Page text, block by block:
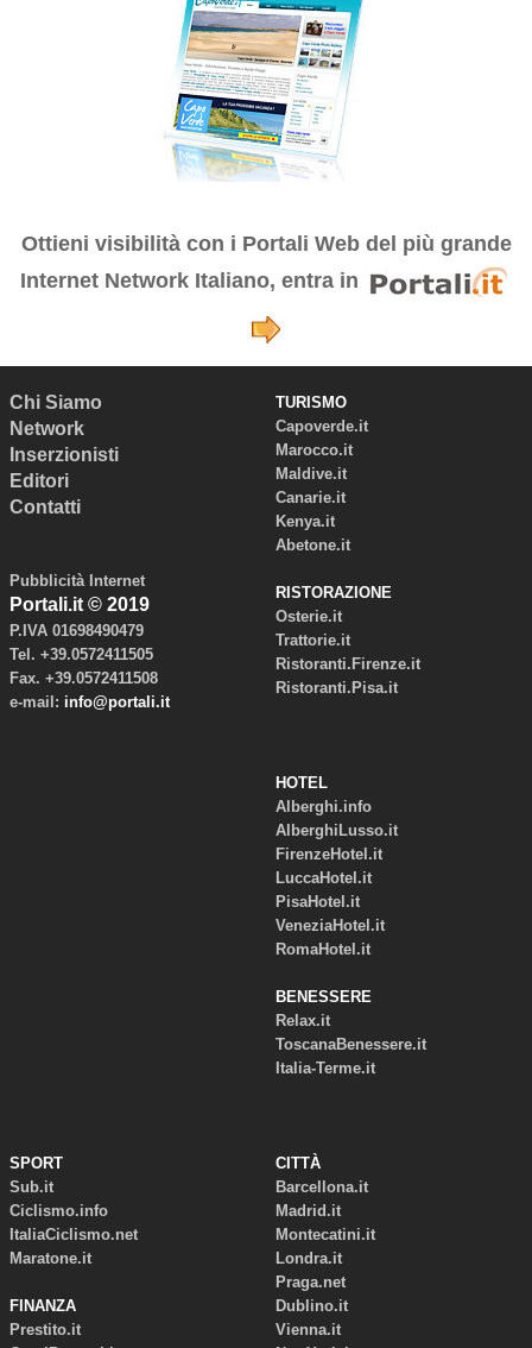
Ottieni visibilità con i Portali Web del più grande
Internet Network Italiano, entra in
Chi Siamo
Network
Inserzionisti
Editori
Contatti
Pubblicità Internet
Portali.it © 2019
P.IVA 01698490479
Tel. +39.0572411505
Fax. +39.0572411508
e-mail: info@portali.it
TURISMO
Capoverde.it
Marocco.it
Maldive.it
Canarie.it
Kenya.it
Abetone.it
RISTORAZIONE
Osterie.it
Trattorie.it
Ristoranti.Firenze.it
Ristoranti.Pisa.it
HOTEL
Alberghi.info
AlberghiLusso.it
FirenzeHotel.it
LuccaHotel.it
PisaHotel.it
VeneziaHotel.it
RomaHotel.it
BENESSERE
Relax.it
ToscanaBenessere.it
Italia-Terme.it
SPORT
Sub.it
Ciclismo.info
ItaliaCiclismo.net
Maratone.it
FINANZA
Prestito.it
CITTÀ
Barcellona.it
Madrid.it
Montecatini.it
Londra.it
Praga.net
Dublino.it
Vienna.it